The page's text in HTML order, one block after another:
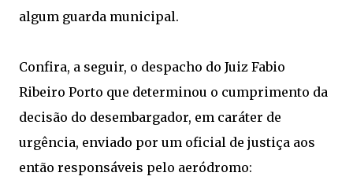
algum guarda municipal.
Confira, a seguir, o despacho do Juiz Fabio
Ribeiro Porto que determinou o cumprimento da
decisão do desembargador, em caráter de
urgência, enviado por um oficial de justiça aos
então responsáveis pelo aeródromo: